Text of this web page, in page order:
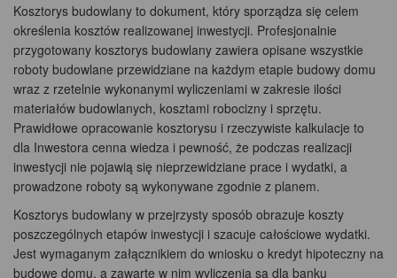
Kosztorys budowlany to dokument, który sporządza się celem
określenia kosztów realizowanej inwestycji. Profesjonalnie
przygotowany kosztorys budowlany zawiera opisane wszystkie
roboty budowlane przewidziane na każdym etapie budowy domu
wraz z rzetelnie wykonanymi wyliczeniami w zakresie ilości
materiałów budowlanych, kosztami robocizny i sprzętu.
Prawidłowe opracowanie kosztorysu i rzeczywiste kalkulacje to
dla Inwestora cenna wiedza i pewność, że podczas realizacji
inwestycji nie pojawią się nieprzewidziane prace i wydatki, a
prowadzone roboty są wykonywane zgodnie z planem.
Kosztorys budowlany w przejrzysty sposób obrazuje koszty
poszczególnych etapów inwestycji i szacuje całościowe wydatki.
Jest wymaganym załącznikiem do wniosku o kredyt hipoteczny na
budowę domu, a zawarte w nim wyliczenia są dla banku